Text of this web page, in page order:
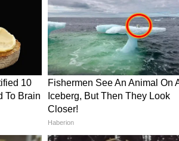
ये बहुत ही कूल और ट्रेंड वॉच है, जो यंग
है, फॉर्मल से कैजुअल तक सभी पर
की हाई क्वालिटी पॉलीयुरेशन के बने हैं।
मात्र ₹895 में खरीद सकती हैं।
स्क्रैच-टूटने का खतरा कम करते हैं
जिसे कोई भी पहन सकता है